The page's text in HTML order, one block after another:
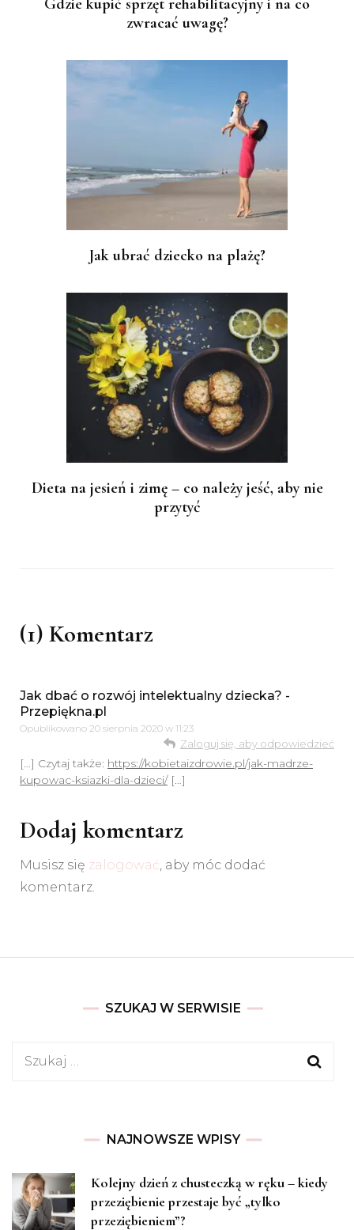
Gdzie kupić sprzęt rehabilitacyjny i na co
zwracać uwagę?
Jak ubrać dziecko na plażę?
Dieta na jesień i zimę – co należy jeść, aby nie
przytyć
(1) Komentarz
Jak dbać o rozwój intelektualny dziecka? -
Przepiękna.pl
Opublikowano 20 sierpnia 2020 w 11:23
Zaloguj się, aby odpowiedzieć
[…] Czytaj także: https://kobietaizdrowie.pl/jak-madrze-
kupowac-ksiazki-dla-dzieci/[…]
Dodaj komentarz
Musisz się zalogować, aby móc dodać
komentarz.
SZUKAJ W SERWISIE
Szukaj:
NAJNOWSZE WPISY
Kolejny dzień z chusteczką w ręku – kiedy
przeziębienie przestaje być „tylko
przeziębieniem”?